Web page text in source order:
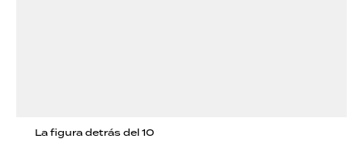
La figura detrás del 10